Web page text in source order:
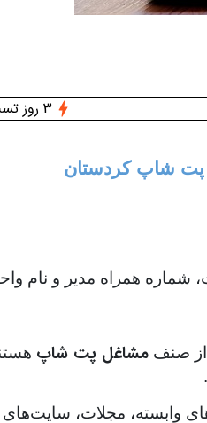
3 روز تست رایگان
پت شاپ کردستان
همراه مدیر و نام
از صنف مشاغل پت شاپ
وابسته، مجلات،